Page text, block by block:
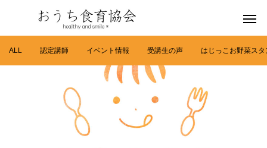
ALL 認定講師 イベント情報 受講生の声 はじっこお野菜ス